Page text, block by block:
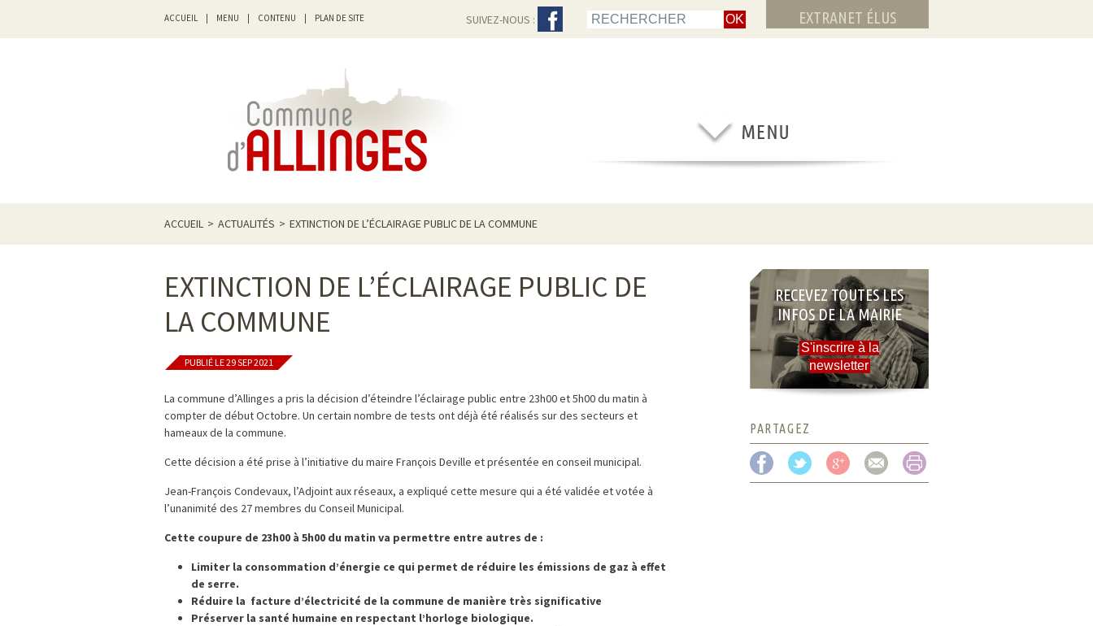
ACCUEIL MENU CONTENU PLAN DE SITE EXTRANET ÉLUS
SUIVEZ-NOUS :
ACCUEIL > ACTUALITÉS > EXTINCTION DE L’ÉCLAIRAGE PUBLIC DE LA COMMUNE
EXTINCTION DE L’ÉCLAIRAGE PUBLIC DE
LA COMMUNE
PUBLIÉ LE 29 SEP 2021
La commune d’Allinges a pris la décision d’éteindre l’éclairage public entre 23h00 et 5h00 du matin à
compter de début Octobre. Un certain nombre de tests ont déjà été réalisés sur des secteurs et
hameaux de la commune.
Cette décision a été prise à l’initiative du maire François Deville et présentée en conseil municipal.
Jean-François Condevaux, l’Adjoint aux réseaux, a expliqué cette mesure qui a été validée et votée à
l’unanimité des 27 membres du Conseil Municipal.
Cette coupure de 23h00 à 5h00 du matin va permettre entre autres de :
Limiter la consommation d’énergie ce qui permet de réduire les émissions de gaz à effet
de serre.
Réduire la facture d’électricité de la commune de manière très significative
Préserver la santé humaine en respectant l’horloge biologique.
RECEVEZ TOUTES LES
INFOS DE LA MAIRIE
S'inscrire à la
newsletter
PARTAGEZ